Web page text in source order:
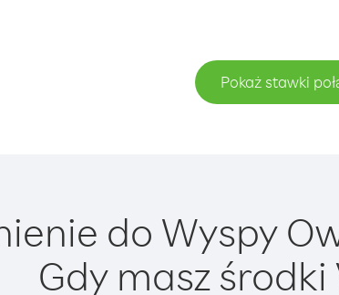
Pokaż stawki
do Wyspy
Gdy masz